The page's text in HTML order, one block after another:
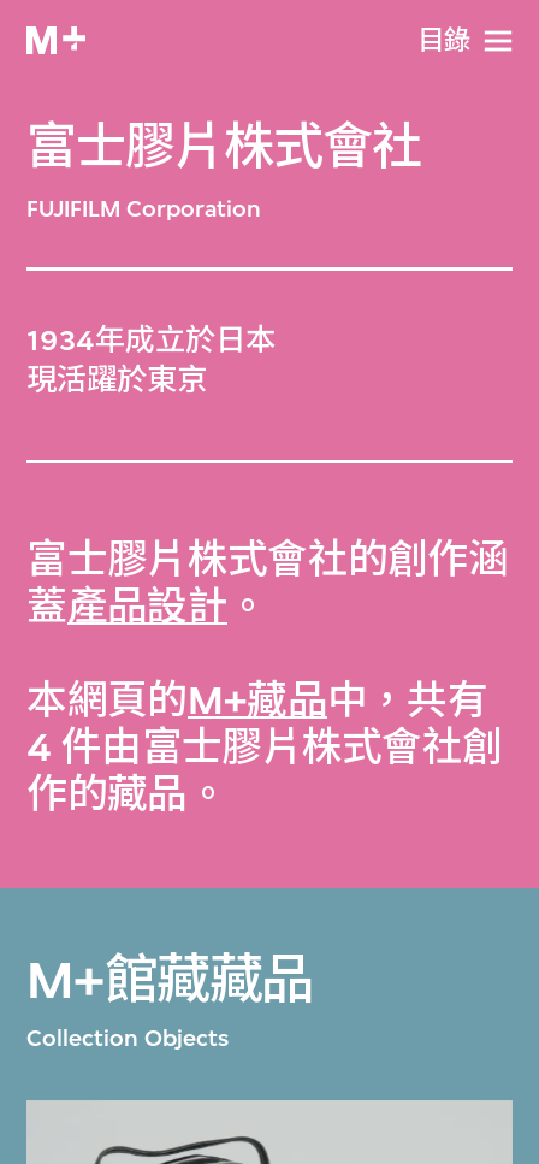
目​錄
富士膠片株式會社
FUJIFILM Corporation
1934年成立於日本
現活躍於東京
富士膠片株式會社的創作涵
蓋產品設計 。
本網頁的M+藏品中，共有
4 件由富士膠片株式會社創
作的藏品。
M+館藏藏品
Collection Objects